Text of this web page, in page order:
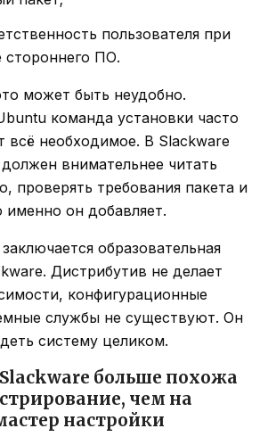
пользователя при
стороннего ПО.
может быть неудобно.
команда установки часто
всё необходимое. В Slackware
внимательнее читать
проверять требования пакета и
именно он добавляет.
образовательная
Дистрибутив не делает
конфигурационные
службы не существуют. Он
систему целиком.
больше похожа
чем на
настройки